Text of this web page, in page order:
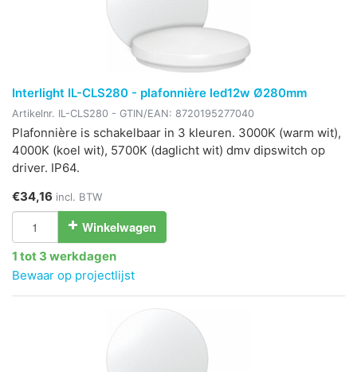
Interlight IL-CLS280 - plafonnière led12w Ø280mm
Artikelnr. IL-CLS280 - GTIN/EAN: 8720195277040
Plafonnière is schakelbaar in 3 kleuren. 3000K (warm wit),
4000K (koel wit), 5700K (daglicht wit) dmv dipswitch op
driver. IP64.
€34,16 incl. BTW
Winkelwagen
1 tot 3 werkdagen
Bewaar op projectlijst